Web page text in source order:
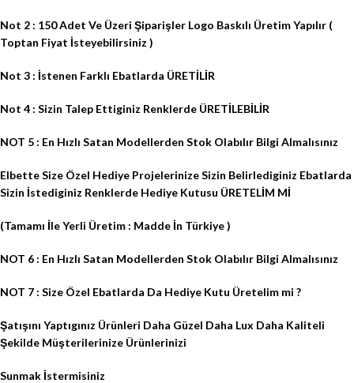
Not 2 : 150 Adet Ve Üzeri Şiparişler Logo Baskılı Üretim Yapılır (
Toptan Fiyat İsteyebilirsiniz )
Not 3 : İstenen Farklı Ebatlarda ÜRETİLİR
Not 4 : Sizin Talep Ettiginiz Renklerde ÜRETİLEBİLİR
NOT 5 : En Hızlı Satan Modellerden Stok Olabılır Bilgi Almalısınız
Elbette Size Özel Hediye Projelerinize Sizin Belirlediginiz Ebatlarda
Sizin İstediginiz Renklerde Hediye Kutusu ÜRETELİM Mİ
(Tamamı İle Yerli Üretim : Madde İn Türkiye )
NOT 6 : En Hızlı Satan Modellerden Stok Olabılır Bilgi Almalısınız
NOT 7 : Size Özel Ebatlarda Da Hediye Kutu Üretelim mi ?
Şatışını Yaptıgınız Ürünleri Daha Güzel Daha Lux Daha Kaliteli
Şekilde Müşterilerinize Ürünlerinizi
Sunmak İstermisiniz